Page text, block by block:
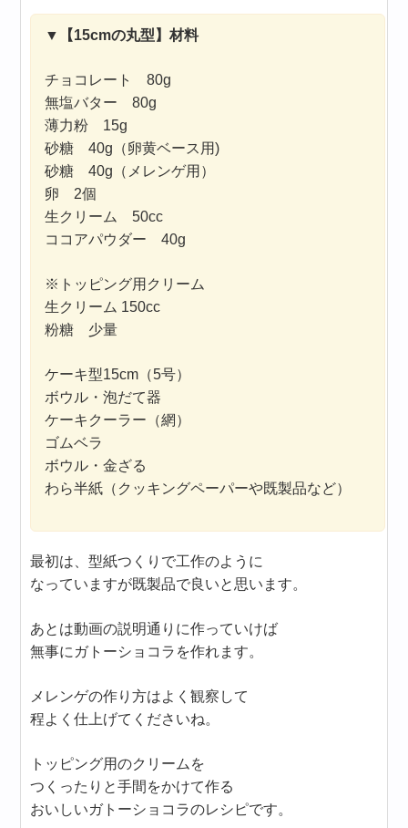
▼ 【15cmの丸型】材料
チョコレート 80g
無塩バター 80g
薄力粉 15g
砂糖 40g（卵黄ベース用)
砂糖 40g（メレンゲ用）
卵 2個
生クリーム 50cc
ココアパウダー 40g
※トッピング用クリーム
生クリーム 150cc
粉糖 少量
ケーキ型15cm（5号）
ボウル・泡だて器
ケーキクーラー（網）
ゴムベラ
ボウル・金ざる
わら半紙（クッキングペーパーや既製品など）
最初は、型紙つくりで工作のように
なっていますが既製品で良いと思います。
あとは動画の説明通りに作っていけば
無事にガトーショコラを作れます。
メレンゲの作り方はよく観察して
程よく仕上げてくださいね。
トッピング用のクリームを
つくったりと手間をかけて作る
おいしいガトーショコラのレシピです。